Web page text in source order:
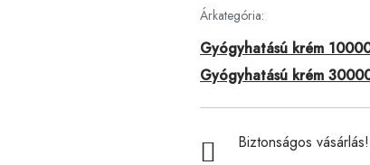
Árkategória:
Gyógyhatású krém
Gyógyhatású krém
Biztonságos